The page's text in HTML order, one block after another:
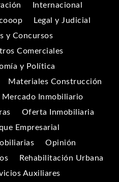
Internacional
Legal y Judicial
y Concursos
Comerciales
y Política
Materiales Construcción
Mercado Inmobiliario
Oferta Inmobiliaria
Empresarial
Opinión
Rehabilitación Urbana
Auxiliares